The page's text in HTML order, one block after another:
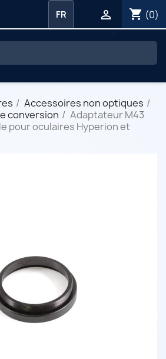
shopping_cart (0)

FR
Accessoires non optiques
conversion
Adaptateur M43
pour oculaires Hyperion et